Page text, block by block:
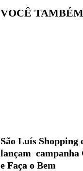
VOCÊ
São Luís Shopping
lançam campanha
e Faça o Bem